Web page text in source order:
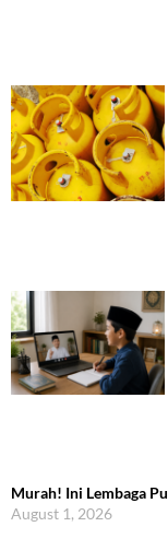
Murah! Ini Lembaga
August 1, 2026